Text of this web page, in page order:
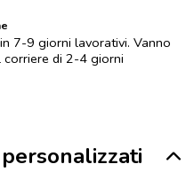
7-9 giorni lavorativi. Vanno
di 2-4 giorni